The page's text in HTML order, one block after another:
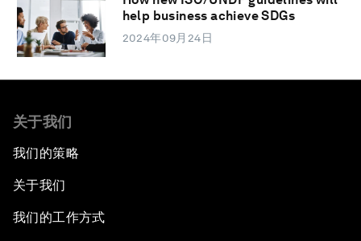
help business achieve SDGs
2024年09月24日
关于我们
我们的策略
关于我们
我们的工作方式